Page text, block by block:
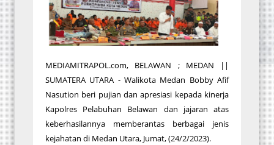
MEDIAMITRAPOL.com, BELAWAN ; MEDAN ||
SUMATERA UTARA - Walikota Medan Bobby Afif
Nasution beri pujian dan apresiasi kepada kinerja
Kapolres Pelabuhan Belawan dan jajaran atas
keberhasilannya memberantas berbagai jenis
kejahatan di Medan Utara, Jumat, (24/2/2023).